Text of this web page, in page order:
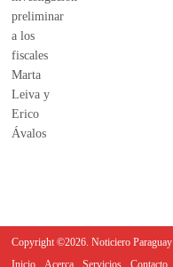
Copyright ©2026. Noticiero Paraguay
Inicio
Acerca Servicios Contacto